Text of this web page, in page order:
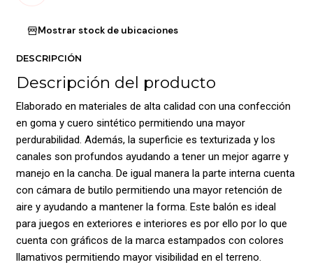
Mostrar stock de ubicaciones
DESCRIPCIÓN
Descripción del producto
Elaborado en materiales de alta calidad con una confección
en goma y cuero sintético permitiendo una mayor
perdurabilidad. Además, la superficie es texturizada y los
canales son profundos ayudando a tener un mejor agarre y
manejo en la cancha. De igual manera la parte interna cuenta
con cámara de butilo permitiendo una mayor retención de
aire y ayudando a mantener la forma. Este balón es ideal
para juegos en exteriores e interiores es por ello por lo que
cuenta con gráficos de la marca estampados con colores
llamativos permitiendo mayor visibilidad en el terreno.